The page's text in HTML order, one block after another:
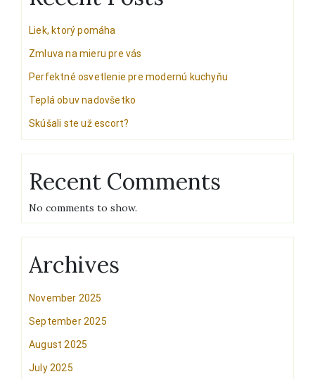
Liek, ktorý pomáha
Zmluva na mieru pre vás
Perfektné osvetlenie pre modernú kuchyňu
Teplá obuv nadovšetko
Skúšali ste už escort?
Recent Comments
No comments to show.
Archives
November 2025
September 2025
August 2025
July 2025